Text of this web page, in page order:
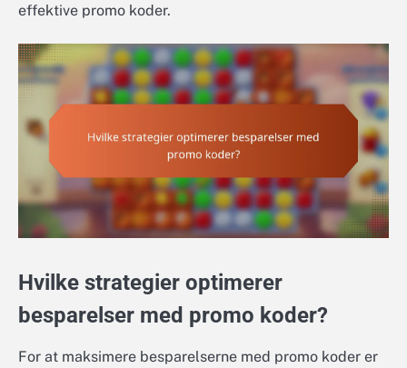
effektive promo koder.
Hvilke strategier optimerer
besparelser med promo koder?
For at maksimere besparelserne med promo koder er